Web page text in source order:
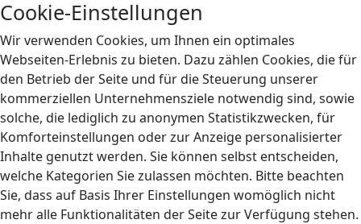
Cookie-Einstellungen
Wir verwenden Cookies, um Ihnen ein optimales
Webseiten-Erlebnis zu bieten. Dazu zählen Cookies, die für
den Betrieb der Seite und für die Steuerung unserer
kommerziellen Unternehmensziele notwendig sind, sowie
solche, die lediglich zu anonymen Statistikzwecken, für
Komforteinstellungen oder zur Anzeige personalisierter
Inhalte genutzt werden. Sie können selbst entscheiden,
welche Kategorien Sie zulassen möchten. Bitte beachten
Sie, dass auf Basis Ihrer Einstellungen womöglich nicht
mehr alle Funktionalitäten der Seite zur Verfügung stehen.